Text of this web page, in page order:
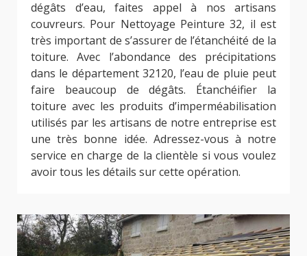
dégâts d’eau, faites appel à nos artisans
couvreurs. Pour Nettoyage Peinture 32, il est
très important de s’assurer de l’étanchéité de la
toiture. Avec l’abondance des précipitations
dans le département 32120, l’eau de pluie peut
faire beaucoup de dégâts. Étanchéifier la
toiture avec les produits d’imperméabilisation
utilisés par les artisans de notre entreprise est
une très bonne idée. Adressez-vous à notre
service en charge de la clientèle si vous voulez
avoir tous les détails sur cette opération.